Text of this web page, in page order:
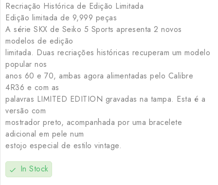
Recriação Histórica de Edição Limitada
Edição limitada de 9,999 peças
A série SKX de Seiko 5 Sports apresenta 2 novos
modelos de edição
limitada. Duas recriações históricas recuperam um modelo
popular nos
anos 60 e 70, ambas agora alimentadas pelo Calibre
4R36 e com as
palavras LIMITED EDITION gravadas na tampa. Esta é a
versão com
mostrador preto, acompanhada por uma bracelete
adicional em pele num
estojo especial de estilo vintage.
check In Stock